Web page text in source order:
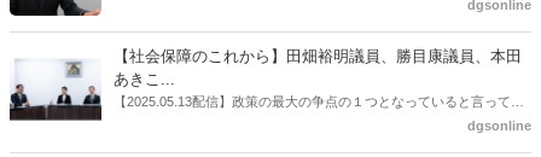
た。本紙では、厚生労働省保険局医療課・薬剤管理官の安川孝志氏
dgsonline
【社会保障のこれから】田畑裕明議員、勝目康議員、本田
あきこ...
【2025.05.13配信】政策の最大の争点の１つとなっていると言っても
よいのが社会保障のこれからのあり方だ。特に与党では、政府関係者
dgsonline